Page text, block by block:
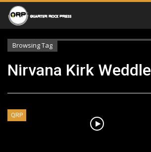
Browsing Tag
Nirvana Kirk Weddle
QRP